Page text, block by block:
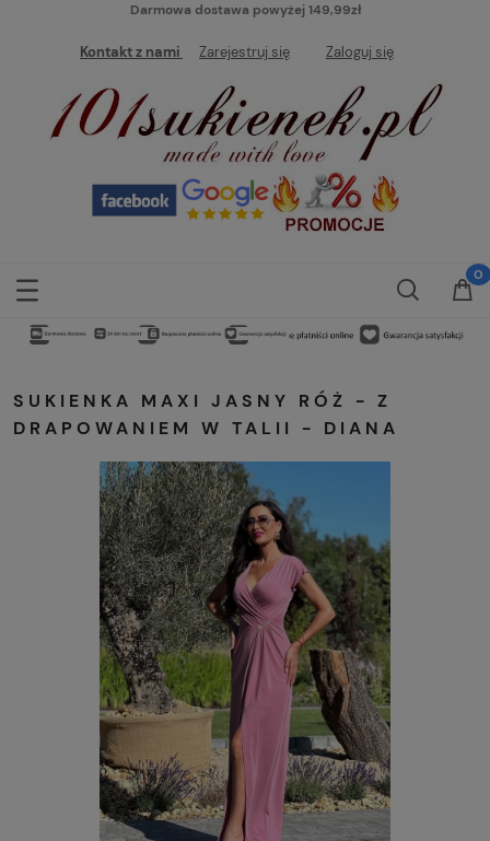
Darmowa dostawa powyżej 149,99zł
Kontakt z nami Zarejestruj się Zaloguj się
SUKIENKA MAXI JASNY RÓŻ - Z
DRAPOWANIEM W TALII - DIANA